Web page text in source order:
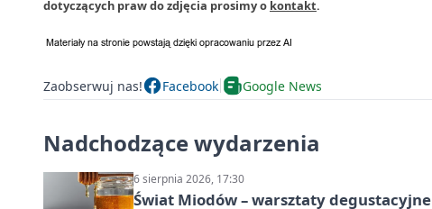
dotyczących praw do zdjęcia prosimy o kontakt.
Zaobserwuj nas! Facebook Google News
Nadchodzące wydarzenia
6 sierpnia 2026, 17:30
Świat Miodów – warsztaty degustacyjne